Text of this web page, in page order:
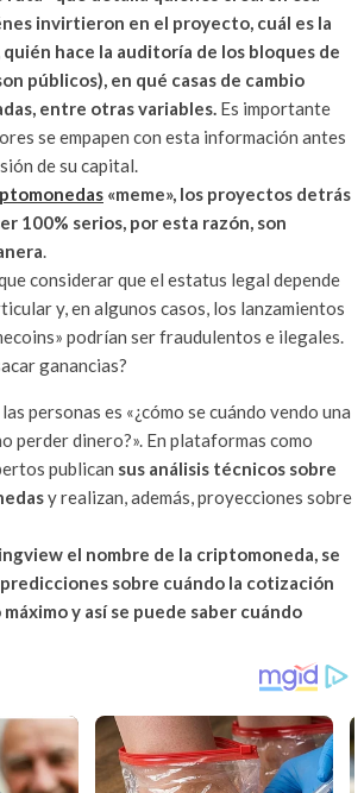
invirtieron en el proyecto, cuál es la
hace la auditoría de los bloques de
públicos), en qué casas de cambio
entre otras variables. Es importante
se empapen con esta información antes
de su capital.
«meme», los proyectos detrás
100% serios, por esta razón, son
.
considerar que el estatus legal depende
y, en algunos casos, los lanzamientos
podrían ser fraudulentos e ilegales.
ganancias?
personas es «¿cómo se cuándo vendo una
perder dinero?». En plataformas como
publican sus análisis técnicos sobre
y realizan, además, proyecciones sobre
el nombre de la criptomoneda, se
sobre cuándo la cotización
y así se puede saber cuándo